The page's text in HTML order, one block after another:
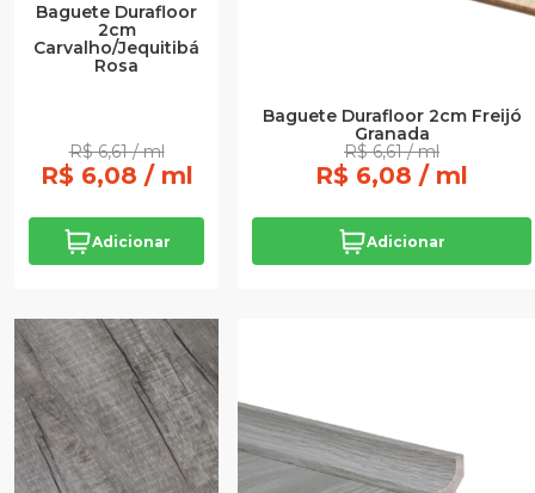
Baguete Durafloor
2cm
Carvalho/Jequitibá
Rosa
R$ 6,61 / ml
R$ 6,08 / ml
Adicionar
Baguete Durafloor 2cm Freijó
Granada
R$ 6,61 / ml
R$ 6,08 / ml
Adicionar